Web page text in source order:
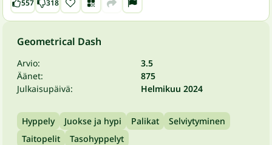
557 318
Geometrical Dash
Arvio:
3.5
Äänet:
875
Julkaisupäivä:
Helmikuu 2024
Hyppely Juokse ja hypi Palikat
Selviytyminen
Taitopelit
Tasohyppelyt